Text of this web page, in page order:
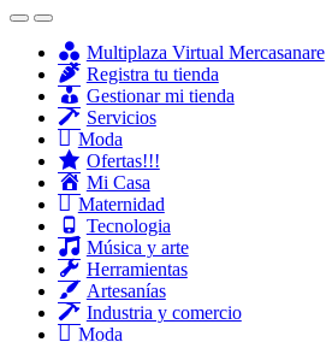
Multiplaza Virtual Mercasanare
Registra tu tienda
Gestionar mi tienda
Servicios
Moda
Ofertas!!!
Mi Casa
Maternidad
Tecnologia
Música y arte
Herramientas
Artesanías
Industria y comercio
Moda